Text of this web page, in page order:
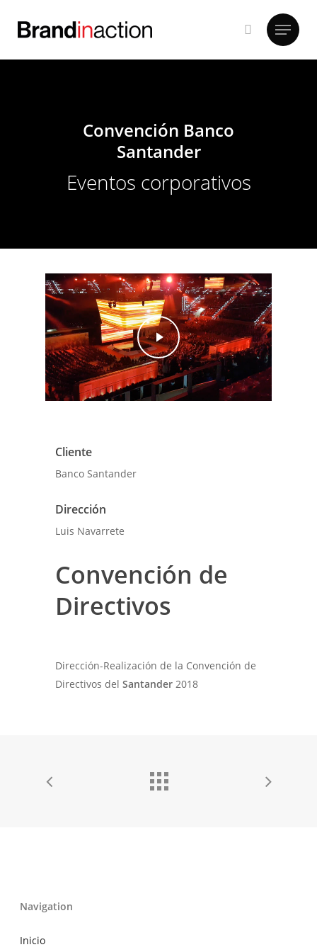
Convención Banco
Santander
Eventos corporativos
Cliente
Banco Santander
Dirección
Luis Navarrete
Convención de
Directivos
Dirección-Realización de la Convención de
Directivos del Santander2018
Navigation
Inicio